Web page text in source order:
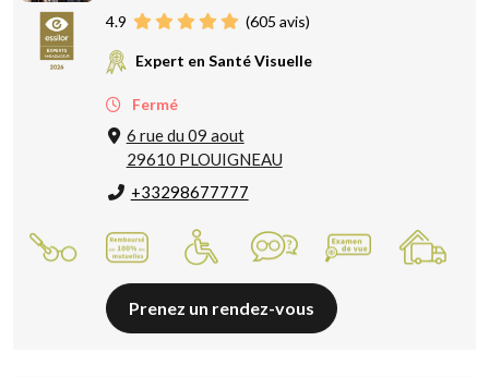
4.9 (605 avis)
Expert en Santé Visuelle
Fermé
6 rue du 09 aout
29610 PLOUIGNEAU
+33298677777
Prenez un rendez-vous